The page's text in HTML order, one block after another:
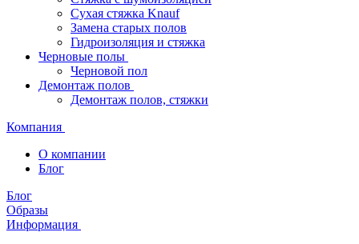
Сухая стяжка Knauf
Замена старых полов
Гидроизоляция и стяжка
Черновые полы
Черновой пол
Демонтаж полов
Демонтаж полов, стяжки
Компания
О компании
Блог
Блог
Образы
Информация